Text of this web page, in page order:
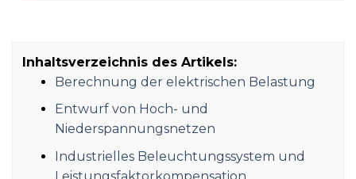
Inhaltsverzeichnis des Artikels:
Berechnung der elektrischen Belastung
Entwurf von Hoch- und
Niederspannungsnetzen
Industrielles Beleuchtungssystem und